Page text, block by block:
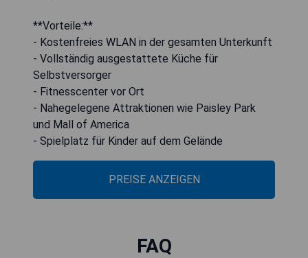
**Vorteile:**
- Kostenfreies WLAN in der gesamten Unterkunft
- Vollständig ausgestattete Küche für
Selbstversorger
- Fitnesscenter vor Ort
- Nahegelegene Attraktionen wie Paisley Park
und Mall of America
- Spielplatz für Kinder auf dem Gelände
PREISE ANZEIGEN
FAQ